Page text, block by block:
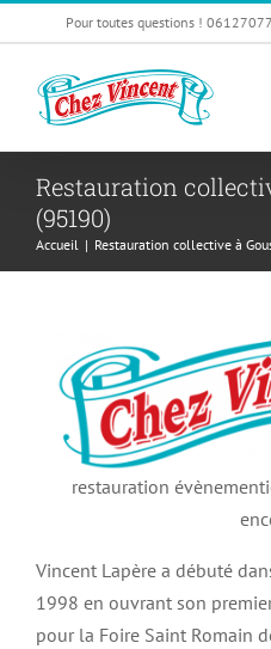
au
contenu
Pour toutes questions !
Restauration
(95190)
Accueil | Restauration collective à
restauration
Vincent Lapère a débuté
1998 en ouvrant son
pour la Foire Saint Romain